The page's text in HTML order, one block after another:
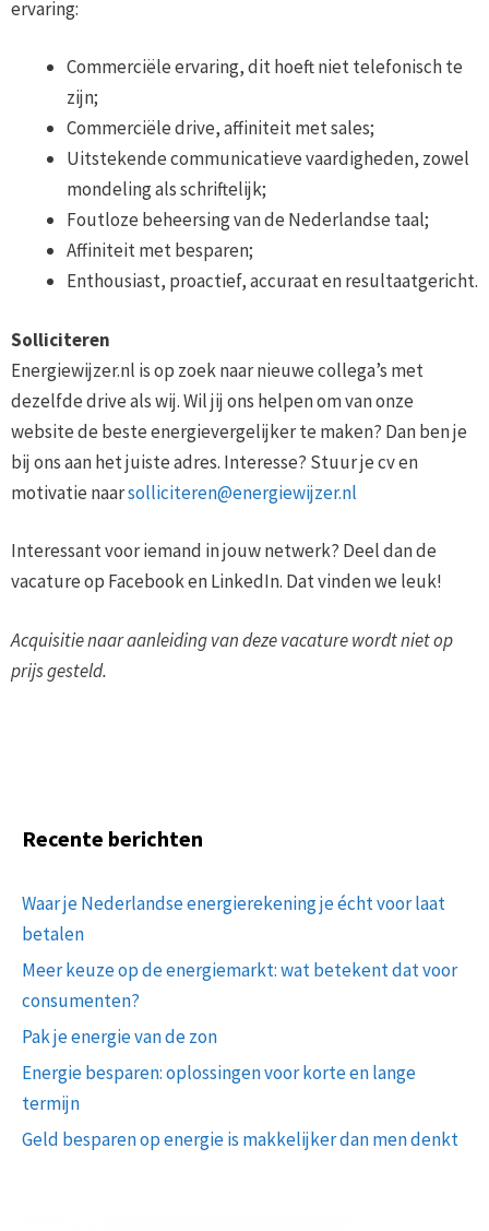
ervaring:
Commerciële ervaring, dit hoeft niet telefonisch te
zijn;
Commerciële drive, affiniteit met sales;
Uitstekende communicatieve vaardigheden, zowel
mondeling als schriftelijk;
Foutloze beheersing van de Nederlandse taal;
Affiniteit met besparen;
Enthousiast, proactief, accuraat en resultaatgericht.
Solliciteren
Energiewijzer.nl is op zoek naar nieuwe collega’s met
dezelfde drive als wij. Wil jij ons helpen om van onze
website de beste energievergelijker te maken? Dan ben je
bij ons aan het juiste adres. Interesse? Stuur je cv en
motivatie naarsolliciteren@energiewijzer.nl
Interessant voor iemand in jouw netwerk? Deel dan de
vacature op Facebook en LinkedIn. Dat vinden we leuk!
Acquisitie naar aanleiding van deze vacature wordt niet op
prijs gesteld.
Recente berichten
Waar je Nederlandse energierekening je écht voor laat
betalen
Meer keuze op de energiemarkt: wat betekent dat voor
consumenten?
Pak je energie van de zon
Energie besparen: oplossingen voor korte en lange
termijn
Geld besparen op energie is makkelijker dan men denkt